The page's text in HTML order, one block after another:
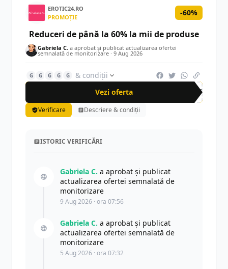
EROTIC24.RO
PROMOȚIE
-60%
Reduceri de până la 60% la mii de produse
Gabriela C. a aprobat și publicat actualizarea ofertei
semnalată de monitorizare · 9 Aug 2026
G G G G G
& condiții
Vezi oferta
-60%
Verificare Descriere & condiții
ISTORIC VERIFICĂRI
Gabriela C. a aprobat și publicat
actualizarea ofertei semnalată de
monitorizare
9 Aug 2026 · ora 07:56
Gabriela C. a aprobat și publicat
actualizarea ofertei semnalată de
monitorizare
5 Aug 2026 · ora 07:32